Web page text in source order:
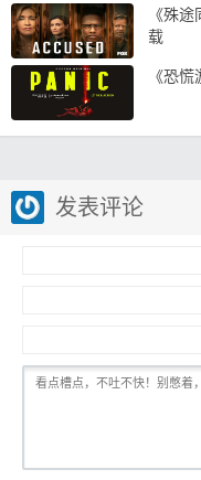
《殊
载
《恐
发表评论